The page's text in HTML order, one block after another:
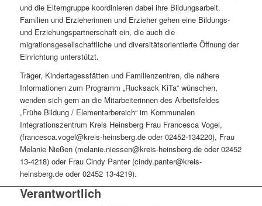
und die Elterngruppe koordinieren dabei ihre Bildungsarbeit.
Familien und Erzieherinnen und Erzieher gehen eine Bildungs-
und Erziehungspartnerschaft ein, die auch die
migrationsgesellschaftliche und diversitätsorientierte Öffnung der
Einrichtung unterstützt.
Träger, Kindertagesstätten und Familienzentren, die nähere
Informationen zum Programm „Rucksack KiTa“ wünschen,
wenden sich gern an die Mitarbeiterinnen des Arbeitsfeldes
„Frühe Bildung / Elementarbereich“ im Kommunalen
Integrationszentrum Kreis Heinsberg Frau Francesca Vogel,
(francesca.vogel@kreis-heinsberg.de oder 02452-134220), Frau
Melanie Nießen (melanie.niessen@kreis-heinsberg.de oder 02452
13-4218) oder Frau Cindy Panter (cindy.panter@kreis-
heinsberg.de oder 02452 13-4219).
Verantwortlich